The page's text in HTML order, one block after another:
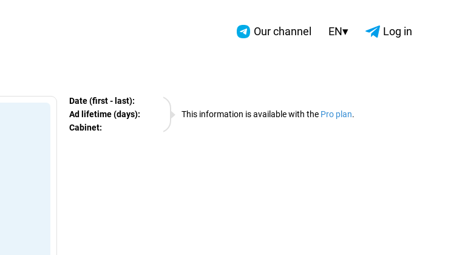
Our channel EN▾ Log in
This information is available with the Pro plan.
Date (first - last):
07.08.2026
Ad lifetime (days):
Cabinet:
EURO